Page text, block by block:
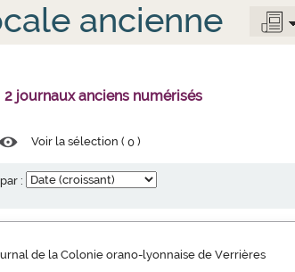
ancienne
2 journaux anciens numérisés
Voir la sélection (0 )
:
de la Colonie orano-lyonnaise de Verrières